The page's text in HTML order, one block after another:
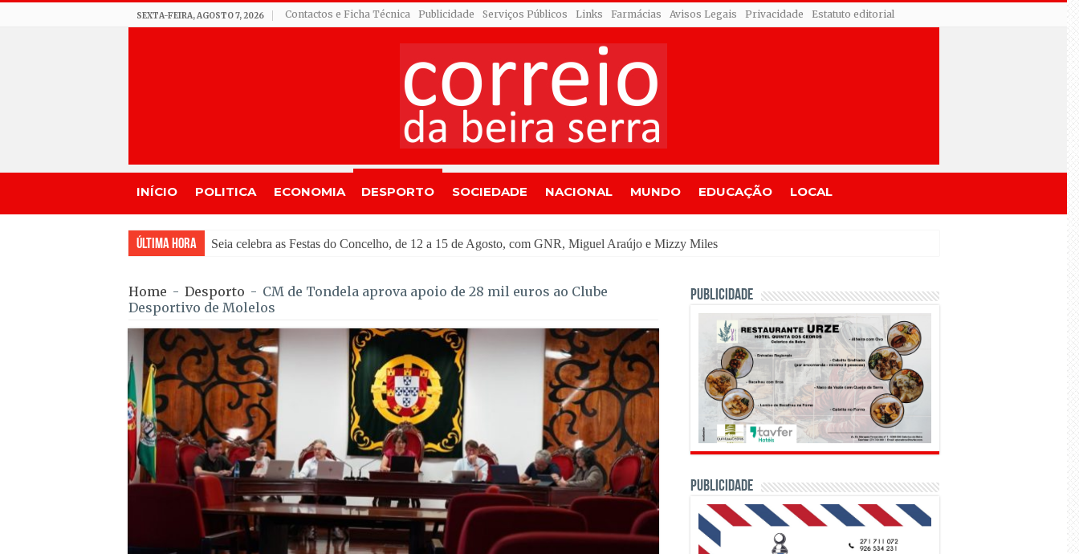
SEXTA-FEIRA, AGOSTO 7, 2026 Contactos e Ficha Técnica Publicidade Serviços Públicos Links Farmácias Avisos Legais Privacidade Estatuto editorial
INÍCIO POLITICA ECONOMIA DESPORTO SOCIEDADE NACIONAL MUNDO EDUCAÇÃO LOCAL
Última Hora GNR de Gouveia desmantelou
Home - Desporto - CM de Tondela aprova apoio de 28 mil euros ao Clube
Desportivo de Molelos
PUBLICIDADE
PUBLICIDADE